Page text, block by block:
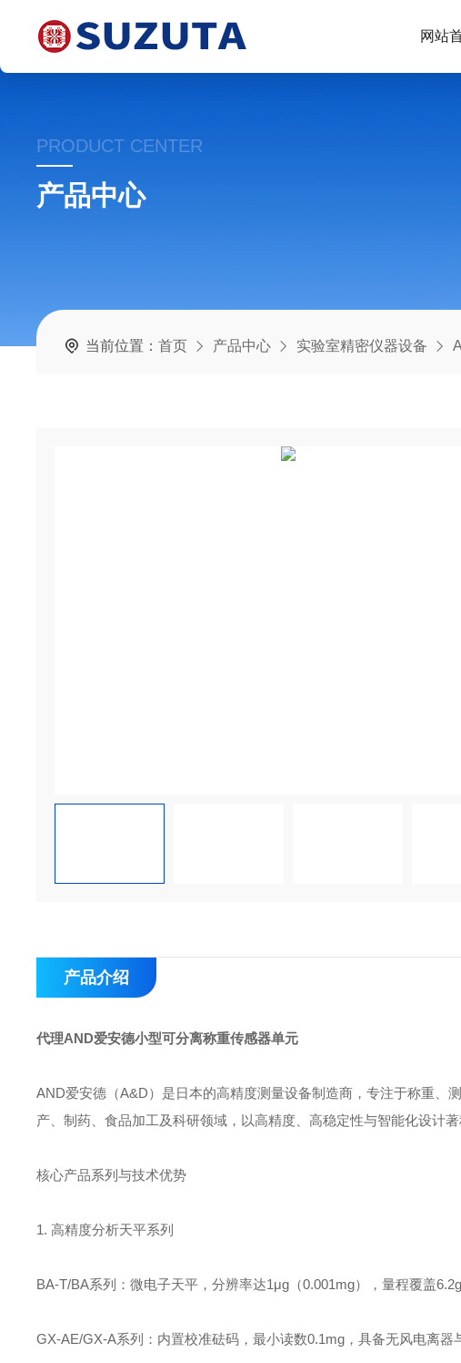
网站
PRODUCT CENTER
产品中心
当前位置：首页 产品中心 实验室精密仪器设备
产品介绍
代理AND爱安德小型可分离称重传感器单元
AND爱安德‌（A&D）是日本的高精度测量设备制造商，专注于称重、
产、制药、食品加工及科研领域‌，以高精度、高稳定性与智能化设计著
核心产品系列与技术优势
1. ‌高精度分析天平系列‌
‌BA-T/BA系列‌：微电子天平，分辨率达‌1μg（0.001mg）‌，量程覆盖
‌GX-AE/GX-A系列‌：内置校准砝码，最小读数‌0.1mg‌，具备无风电离器